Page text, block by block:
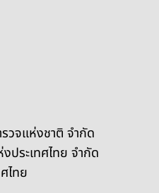
จแห่งชาติ จำกัด
ระเทศไทย จำกัด
ไทย